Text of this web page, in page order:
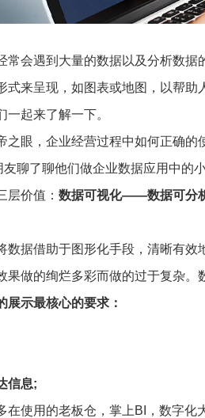
常会遇到大量的数据以及分析数
式来呈现，如图表或地图，以帮
起来了解一下。
之眼，企业经营过程中如何正确
聊了聊他们做企业数据应用中的
层价值： 数据可视化——数据可分
数据借助于图形化手段，清晰有
果做的绚烂多彩而做的过于复杂。
展示最核心的要求：
信息;
在使用的老板仓，掌上BI，数字